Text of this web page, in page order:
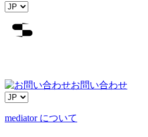
お問い合わせ
mediator について